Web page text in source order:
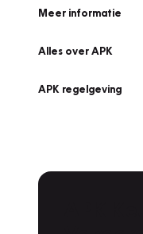
Meer informatie
Alles over APK
APK regelgeving